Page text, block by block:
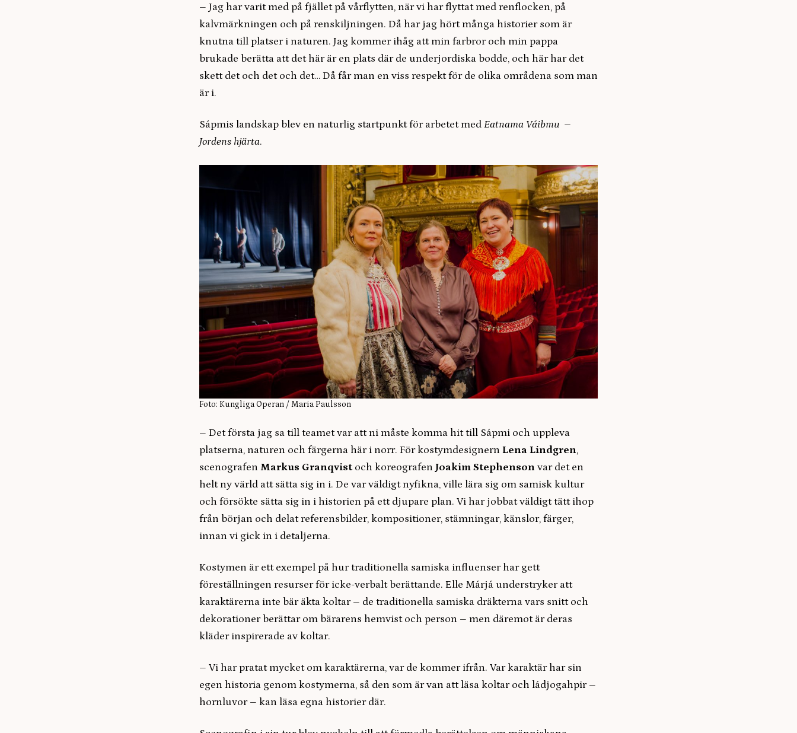
– Jag har varit med på fjället på vårflytten, när vi har flyttat med renflocken, på
kalvmärkningen och på renskiljningen. Då har jag hört många historier som är
knutna till platser i naturen. Jag kommer ihåg att min farbror och min pappa
brukade berätta att det här är en plats där de underjordiska bodde, och här har det
skett det och det och det… Då får man en viss respekt för de olika områdena som man
är i.
Sápmis landskap blev en naturlig startpunkt för arbetet med Eatnama Váibmu –
Jordens hjärta.
Foto: Kungliga Operan / Maria Paulsson
– Det första jag sa till teamet var att ni måste komma hit till Sápmi och uppleva
platserna, naturen och färgerna här i norr. För kostymdesignern Lena Lindgren,
scenografen Markus Granqvist och koreografen Joakim Stephenson var det en
helt ny värld att sätta sig in i. De var väldigt nyfikna, ville lära sig om samisk kultur
och försökte sätta sig in i historien på ett djupare plan. Vi har jobbat väldigt tätt ihop
från början och delat referensbilder, kompositioner, stämningar, känslor, färger,
innan vi gick in i detaljerna.
Kostymen är ett exempel på hur traditionella samiska influenser har gett
föreställningen resurser för icke-verbalt berättande. Elle Márjá understryker att
karaktärerna inte bär äkta koltar – de traditionella samiska dräkterna vars snitt och
dekorationer berättar om bärarens hemvist och person – men däremot är deras
kläder inspirerade av koltar.
– Vi har pratat mycket om karaktärerna, var de kommer ifrån. Var karaktär har sin
egen historia genom kostymerna, så den som är van att läsa koltar och ládjogahpir –
hornluvor – kan läsa egna historier där.